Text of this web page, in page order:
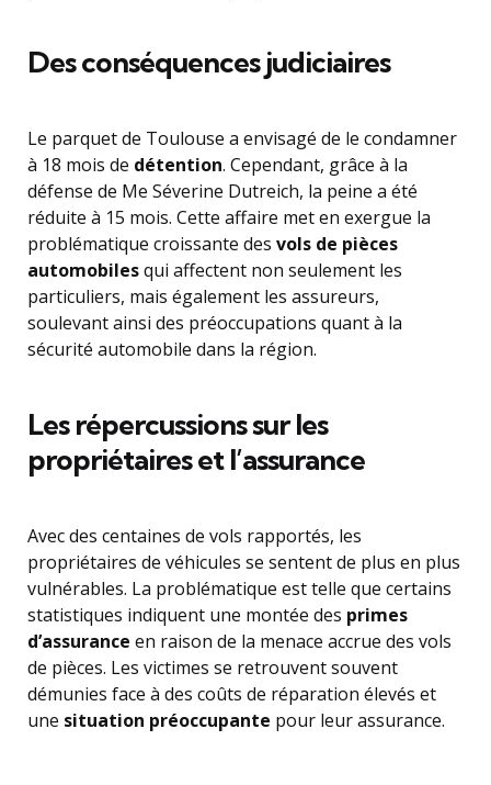
Des conséquences judiciaires
Le parquet de Toulouse a envisagé de le condamner
à 18 mois de détention. Cependant, grâce à la
défense de Me Séverine Dutreich, la peine a été
réduite à 15 mois. Cette affaire met en exergue la
problématique croissante des vols de pièces
automobilesqui affectent non seulement les
particuliers, mais également les assureurs,
soulevant ainsi des préoccupations quant à la
sécurité automobile dans la région.
Les répercussions sur les
propriétaires et l’assurance
Avec des centaines de vols rapportés, les
propriétaires de véhicules se sentent de plus en plus
vulnérables. La problématique est telle que certains
statistiques indiquent une montée des primes
d’assurance en raison de la menace accrue des vols
de pièces. Les victimes se retrouvent souvent
démunies face à des coûts de réparation élevés et
une situation préoccupante pour leur assurance.